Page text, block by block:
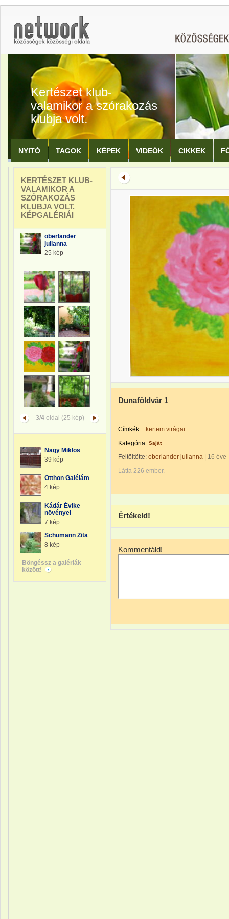
Kertészet klub-
valamikor a szórakozás
klubja volt.
NYITÓ TAGOK KÉPEK VIDEÓK CIKKEK
KERTÉSZET KLUB-
VALAMIKOR A
SZÓRAKOZÁS
KLUBJA VOLT.
KÉPGALÉRIÁI
oberlander
julianna
25 kép
3/4oldal (25 kép)
Nagy Miklos
39 kép
Otthon Galéiám
4 kép
Kádár Évike
növényei
7 kép
Schumann Zita
8 kép
Böngéssz a galériák
között!
Dunaföldvár 1
Címkék:
kertem virágai
Kategória: Saját
Feltöltötte: oberlander julianna
16 éve
Látta 226 ember.
Értékeld!
Kommentáld!